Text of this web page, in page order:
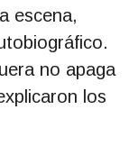
escena,
no apaga
los